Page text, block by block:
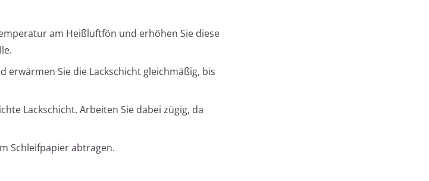
am Heißluftfön und erhöhen Sie diese
erwärmen Sie die Lackschicht gleichmäßig, bis
Lackschicht. Arbeiten Sie dabei zügig, da
Schleifpapier abtragen.